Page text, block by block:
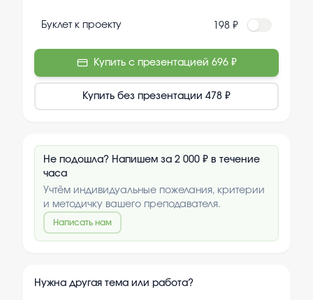
Буклет к проекту 198 ₽
Купить с презентацией 696 ₽
Купить без презентации 478 ₽
Не подошла? Напишем за 2 000 ₽ в течение
часа
Учтём индивидуальные пожелания, критерии
и методичку вашего преподавателя.
Написать нам
Нужна другая тема или работа?